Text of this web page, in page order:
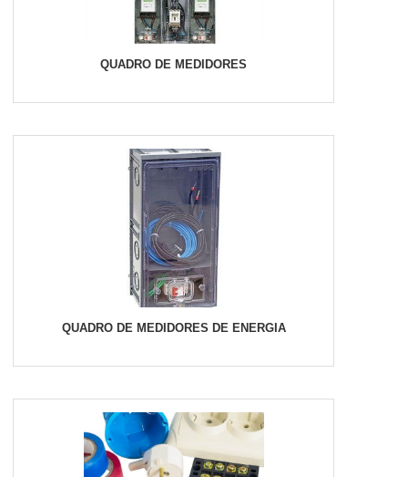
QUADRO DE MEDIDORES
QUADRO DE MEDIDORES DE ENERGIA